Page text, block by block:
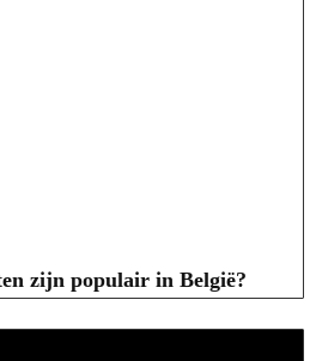
zijn populair in België?